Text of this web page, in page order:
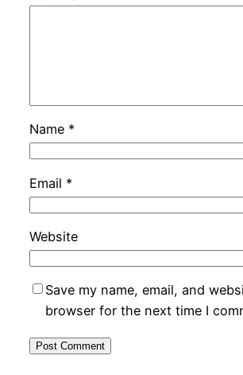
Name *
Email *
Website
Save my name, email, and
browser for the next time I